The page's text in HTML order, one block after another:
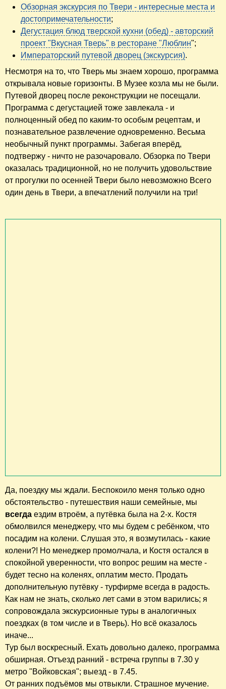
Обзорная экскурсия по Твери - интересные места и
достопримечательности;
Дегустация блюд тверской кухни (обед) - авторский
проект "Вкусная Тверь" в ресторане "Люблин";
Императорский путевой дворец (экскурсия).
Несмотря на то, что Тверь мы знаем хорошо, программа
открывала новые горизонты. ​В Музее козла мы не были.
Путевой дворец после реконструкции не посещали.
Программа с дегустацией тоже завлекала - и
полноценный обед по каким-то особым рецептам, и
познавательное развлечение одновременно. Весьма
необычный пункт программы. Забегая вперёд,
подтвержу - ничто не разочаровало. Обзорка по Твери
оказалась традиционной, но не получить удовольствие
от прогулки по осенней Твери было невозможно Всего
один день в Твери, а впечатлений получили на три!
Да, поездку мы ждали. Беспокоило меня только одно
обстоятельство - путешествия наши семейные, мы
всегда ездим втроём, а путёвка была на 2-х. Костя
обмолвился менеджеру, что мы будем с ребёнком, что
посадим на колени. Слушая это, я возмутилась - какие
колени?! Но менеджер промолчала, и Костя остался в
спокойной уверенности, что вопрос решим на месте -
будет тесно на коленях, оплатим место. Продать
дополнительную путёвку - турфирме всегда в радость.
Как нам не знать, сколько лет сами в этом варились; я
сопровождала экскурсионные туры в аналогичных
поездках (в том числе и в Тверь). Но всё оказалось
иначе...
Тур был воскресный. Ехать довольно далеко, программа
обширная. Отъезд ранний - встреча группы в 7.30 у
метро "Войковская"; выезд - в 7.45.
От ранних подъёмов мы отвыкли. Страшное мучение.